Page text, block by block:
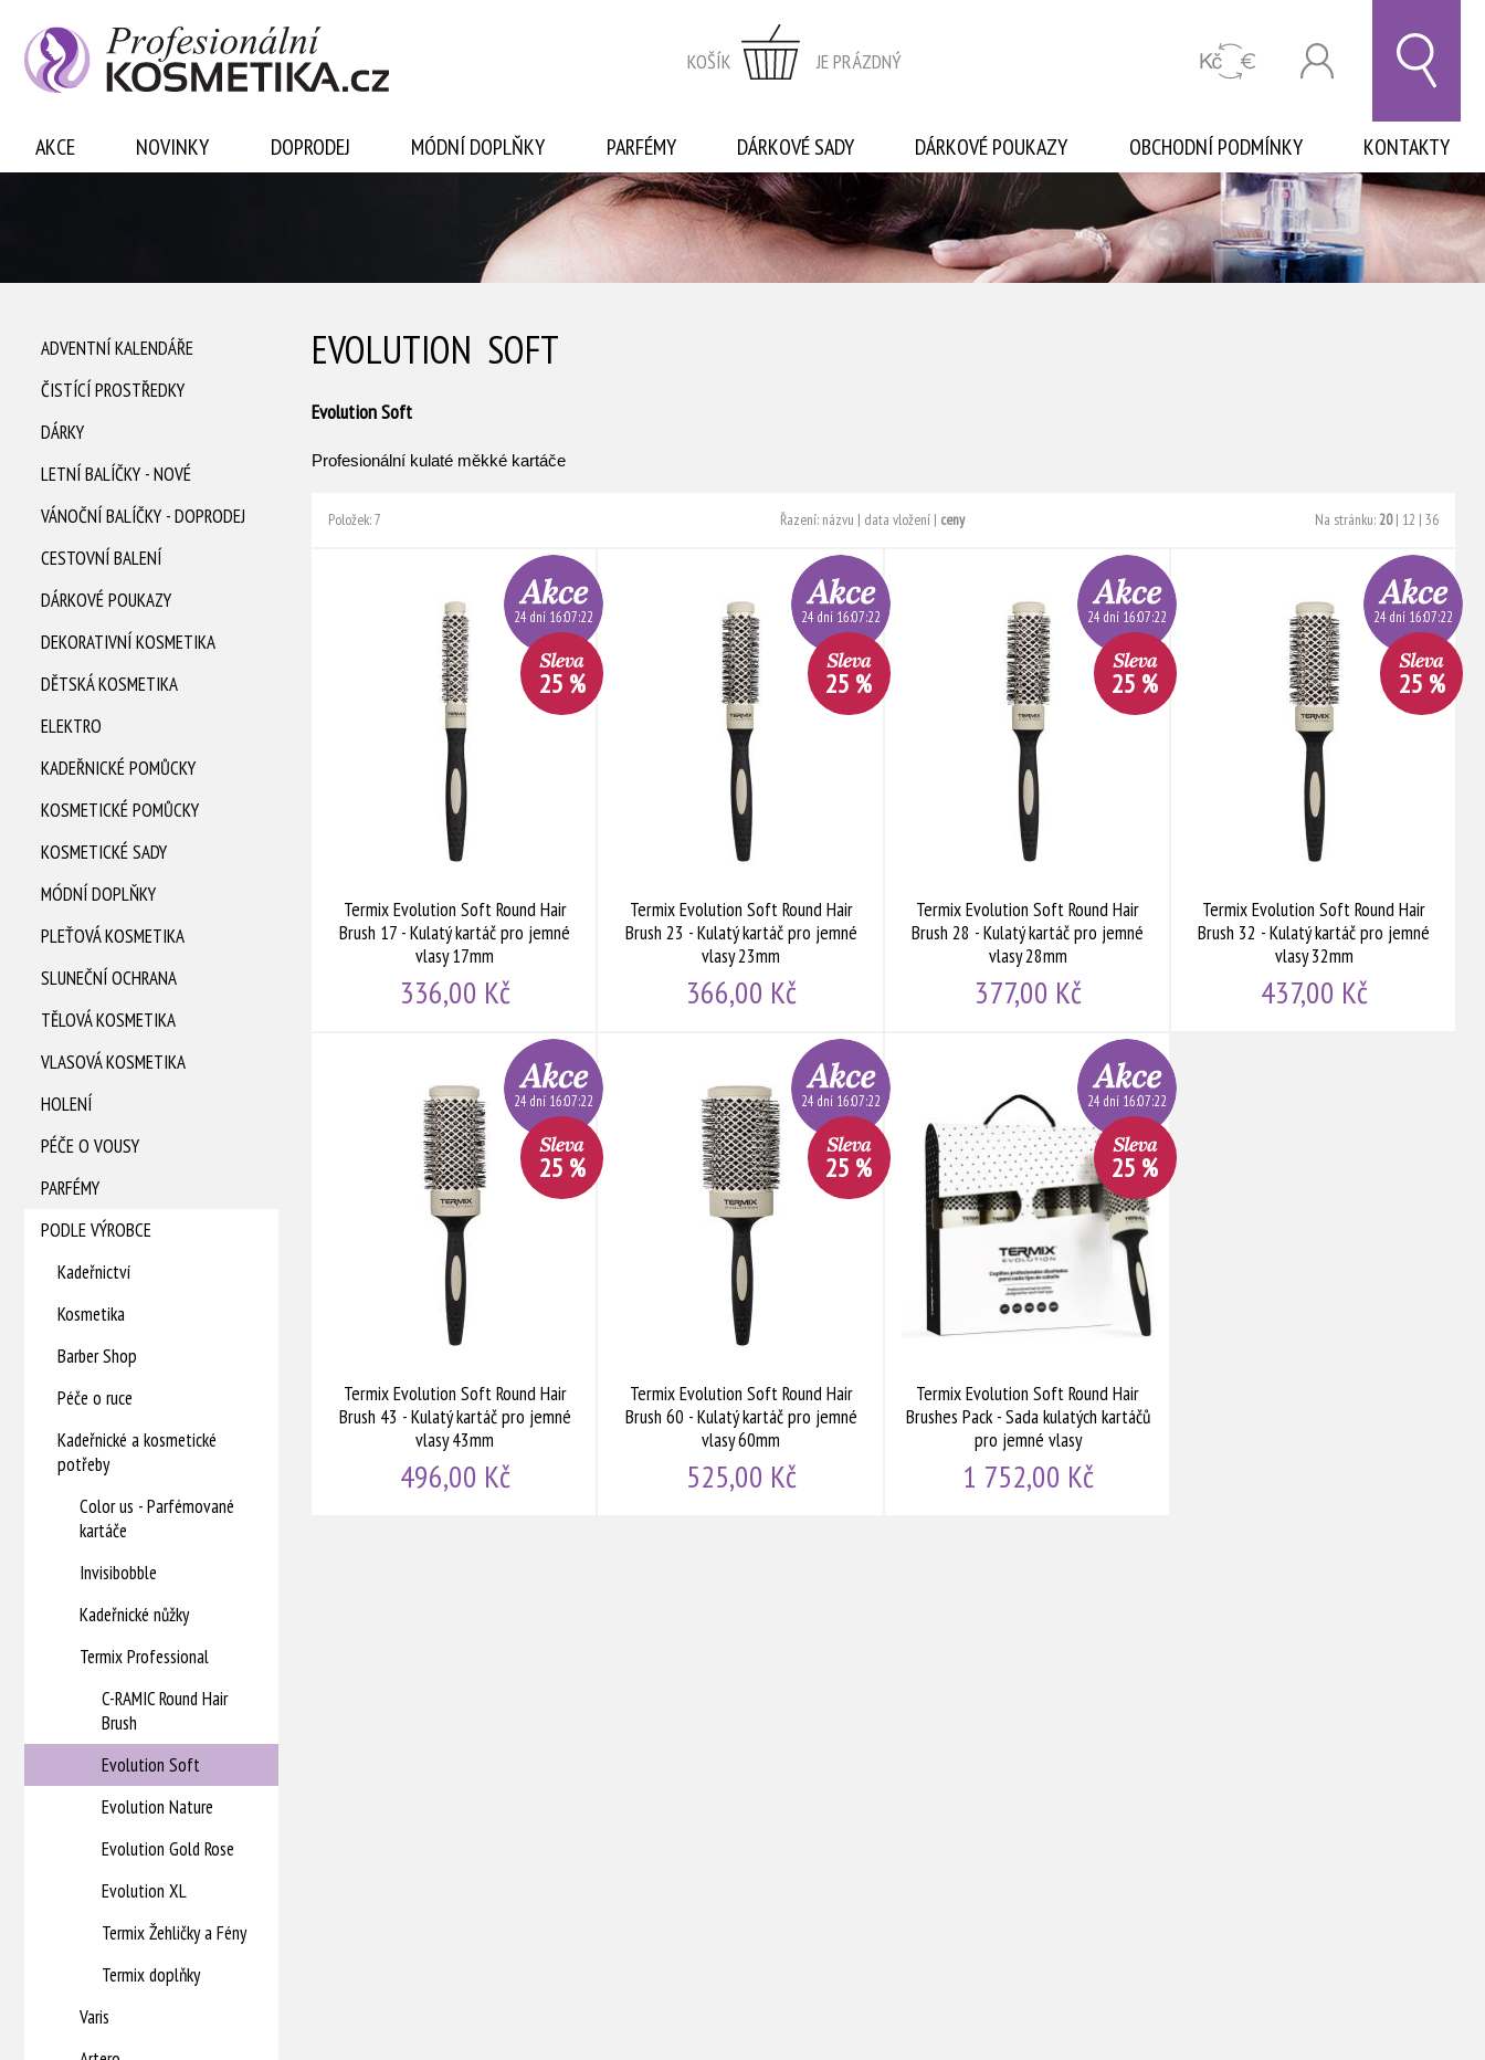
KOŠÍK JE PRÁZDNÝ
AKCE NOVINKY DOPRODEJ MÓDNÍ DOPLŇKY PARFÉMY DÁRKOVÉ SADY DÁRKOVÉ POUKAZY OBCHODNÍ PODMÍNKY KONTAKTY
ADVENTNÍ KALENDÁŘE
ČISTÍCÍ PROSTŘEDKY
DÁRKY
LETNÍ BALÍČKY - NOVÉ
VÁNOČNÍ BALÍČKY - DOPRODEJ
CESTOVNÍ BALENÍ
DÁRKOVÉ POUKAZY
DEKORATIVNÍ KOSMETIKA
DĚTSKÁ KOSMETIKA
ELEKTRO
KADEŘNICKÉ POMŮCKY
KOSMETICKÉ POMŮCKY
KOSMETICKÉ SADY
MÓDNÍ DOPLŇKY
PLEŤOVÁ KOSMETIKA
SLUNEČNÍ OCHRANA
TĚLOVÁ KOSMETIKA
VLASOVÁ KOSMETIKA
HOLENÍ
PÉČE O VOUSY
PARFÉMY
PODLE VÝROBCE
Kadeřnictví
Kosmetika
Barber Shop
Péče o ruce
Kadeřnické a kosmetické
potřeby
Color us - Parfémované
kartáče
Invisibobble
Kadeřnické nůžky
Termix Professional
C-RAMIC Round Hair
Brush
Evolution Soft
Evolution Nature
Evolution Gold Rose
Evolution XL
Termix Žehličky a Fény
Termix doplňky
Varis
EVOLUTION SOFT
Evolution Soft
Profesionální kulaté měkké kartáče
Položek: 7 Řazení: názvu | data vložení| ceny Na stránku:20| 12 | 36
Termix Evolution Soft Round Hair
Brush 17 - Kulatý kartáč pro jemné
vlasy 17mm
336,00 Kč
24 dní 16:07:21
25 %
Termix Evolution Soft Round Hair
Brush 23 - Kulatý kartáč pro jemné
vlasy 23mm
366,00 Kč
24 dní 16:07:21
25 %
Termix Evolution Soft Round Hair
Brush 28 - Kulatý kartáč pro jemné
vlasy 28mm
377,00 Kč
24 dní 16:07:21
25 %
Termix Evolution Soft Round Hair
Brush 32 - Kulatý kartáč pro jemné
vlasy 32mm
437,00 Kč
24 dní 16:07:21
25 %
Termix Evolution Soft Round Hair
Brush 43 - Kulatý kartáč pro jemné
vlasy 43mm
496,00 Kč
24 dní 16:07:21
25 %
Termix Evolution Soft Round Hair
Brush 60 - Kulatý kartáč pro jemné
vlasy 60mm
525,00 Kč
24 dní 16:07:21
25 %
Termix Evolution Soft Round Hair
Brushes Pack - Sada kulatých kartáčů
pro jemné vlasy
1 752,00 Kč
24 dní 16:07:21
25 %